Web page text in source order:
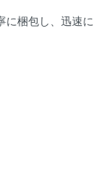
に梱包し、迅速に